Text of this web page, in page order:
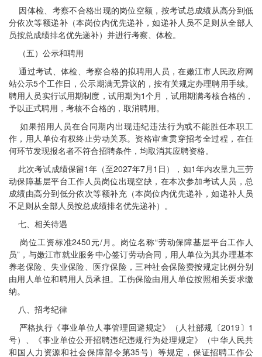
因体检、考察不合格出现的岗位空额，按考试总成绩从高分到低
分依次等额递补（本岗位内优先递补，如递补人员不足则从全部人
员按总成绩排名优先递补）并进行考察、体检。
（五）公示和聘用
通过考试、体检、考察合格的拟聘用人员，在嫩江市人民政府网
站公示5个工作日，公示期满无异议的，按有关规定办理聘用手续。
聘用人员实行试用期制度，试用期为1个月，试用期满考核合格的，
予以正式聘用，考核不合格的，取消聘用。
如果招用人员在合同期内出现违纪违法行为或不能胜任本职工
作，用人单位有权终止劳动关系。资格审查贯穿招考全过程，在任
何环节发现报名者不符合招聘条件，均取消其应聘资格。
此次考试成绩保留1年（至2027年7月1日），如1年内农垦九三劳
动保障基层平台工作人员岗位出现空缺，在本次参加考试人员，总
成绩由高分到低分依次等额补充（本岗位内优先递补，如递补人员
不足则从全部人员按总成绩排名优先递补）。
七、相关待遇
岗位工资标准2450元/月。岗位名称“劳动保障基层平台工作人
员”，与嫩江市就业服务中心签订劳动合同，用人单位为其办理基本
养老保险、失业保险、医疗保险，三种社会保险费按规定比例分别
由用人单位和聘用人员承担。工伤保险由用人单位按照相关要求缴
纳。
八、招考纪律
严格执行《事业单位人事管理回避规定》（人社部规〔2019〕1
号）、《事业单位公开招聘违纪违规行为处理规定》（中华人民共
和国人力资源和社会保障部令第35号）等规定，保证招聘工作公